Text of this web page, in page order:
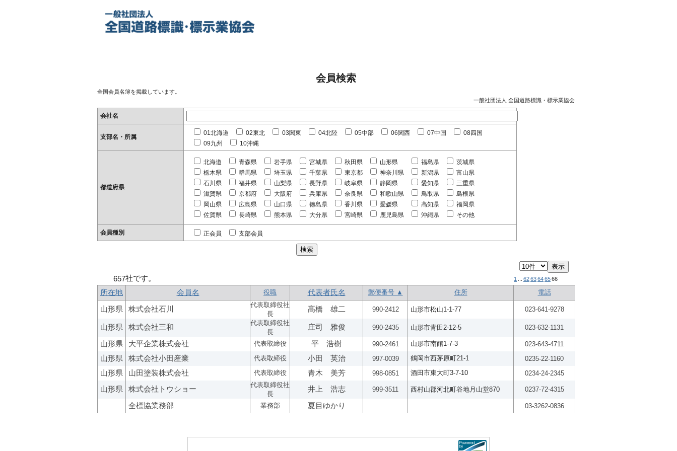
会員検索
全国会員名簿を掲載しています。
一般社団法人 全国道路標識・標示業協会
会社名
支部名・所属
01北海道 02東北 03関東 04北陸 05中部 06関西 07中国
08四国
09九州
10沖縄
都道府県
北海道 青森県 岩手県 宮城県 秋田県 山形県 福島県
茨城県
栃木県
群馬県 埼玉県 千葉県 東京都 神奈川県 新潟県
富山県
石川県
福井県 山梨県 長野県 岐阜県 静岡県 愛知県
三重県
滋賀県
京都府 大阪府 兵庫県 奈良県 和歌山県 鳥取県
島根県
岡山県
広島県 山口県 徳島県 香川県 愛媛県 高知県
福岡県
佐賀県
長崎県 熊本県 大分県 宮崎県 鹿児島県 沖縄県 その他
会員種別 正会員 支部会員
657社です。 1 6263646566
所在地 会員名 役職 代表者氏名 郵便番号 ▲ 住所 電話
山形県 株式会社石川
代表取締役社
長
髙橋 雄二 990-2412 山形市松山1-1-77 023-641-9278
山形県 株式会社三和
代表取締役社
長
庄司 雅俊 990-2435 山形市青田2-12-5 023-632-1131
山形県 大平企業株式会社 代表取締役 平 浩樹 990-2461 山形市南館1-7-3 023-643-4711
山形県 株式会社小田産業 代表取締役 小田 英治 997-0039 鶴岡市西茅原町21-1 0235-22-1160
山形県 山田塗装株式会社 代表取締役 青木 美芳 998-0851 酒田市東大町3-7-10 0234-24-2345
山形県 株式会社トウショー
代表取締役社
長
井上 浩志 999-3511 西村山郡河北町谷地月山堂870 0237-72-4315
全標協業務部 業務部 夏目ゆかり 03-3262-0836